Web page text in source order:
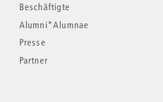
Beschäftigte
Alumni*Alumnae
Presse
Partner